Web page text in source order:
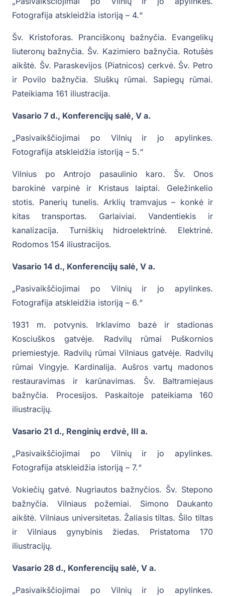
Fotografija atskleidžia istoriją – 4.“
Šv. Kristoforas. Pranciškonų bažnyčia. Evangelikų
liuteronų bažnyčia. Šv. Kazimiero bažnyčia. Rotušės
aikštė. Šv. Paraskevijos (Piatnicos) cerkvė. Šv. Petro
ir Povilo bažnyčia. Sluškų rūmai. Sapiegų rūmai.
Pateikiama 161 iliustracija.
Vasario 7 d., Konferencijų salė, V a.
„Pasivaikščiojimai po Vilnių ir jo apylinkes.
Fotografija atskleidžia istoriją – 5.“
Vilnius po Antrojo pasaulinio karo. Šv. Onos
barokinė varpinė ir Kristaus laiptai. Geležinkelio
stotis. Panerių tunelis. Arklių tramvajus – konkė ir
kitas transportas. Garlaiviai. Vandentiekis ir
kanalizacija. Turniškių hidroelektrinė. Elektrinė.
Rodomos 154 iliustracijos.
Vasario 14 d., Konferencijų salė, V a.
„Pasivaikščiojimai po Vilnių ir jo apylinkes.
Fotografija atskleidžia istoriją – 6.“
1931 m. potvynis. Irklavimo bazė ir stadionas
Kosciuškos gatvėje. Radvilų rūmai Puškornios
priemiestyje. Radvilų rūmai Vilniaus gatvėje. Radvilų
rūmai Vingyje. Kardinalija. Aušros vartų madonos
restauravimas ir karūnavimas. Šv. Baltramiejaus
bažnyčia. Procesijos. Paskaitoje pateikiama 160
iliustracijų.
Vasario 21 d., Renginių erdvė, III a.
„Pasivaikščiojimai po Vilnių ir jo apylinkes.
Fotografija atskleidžia istoriją – 7.“
Vokiečių gatvė. Nugriautos bažnyčios. Šv. Stepono
bažnyčia. Vilniaus požemiai. Simono Daukanto
aikštė. Vilniaus universitetas. Žaliasis tiltas. Šilo tiltas
ir Vilniaus gynybinis žiedas. Pristatoma 170
iliustracijų.
Vasario 28 d., Konferencijų salė, V a.
„Pasivaikščiojimai po Vilnių ir jo apylinkes.